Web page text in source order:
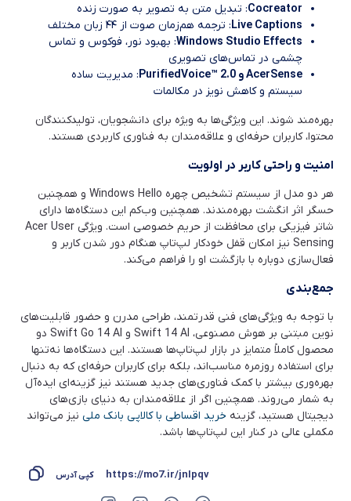
Cocreator: تبدیل متن به تصویر به صورت زنده
Live Captions: ترجمه هم‌زمان صوت از ۴۴ زبان مختلف
Windows Studio Effects: بهبود نور، فوکوس و تماس
چشمی در تماس‌های تصویری
AcerSenseو
: مدیریت ساده
سیستم و کاهش نویز در مکالمات
بهره‌مند شوند. این ویژگی‌ها به ویژه برای دانشجویان، تولیدکنندگان
محتوا، کاربران حرفه‌ای و علاقه‌مندان به فناوری کاربردی هستند.
امنیت و راحتی کاربر در اولویت
هر دو مدل از سیستم تشخیص چهره Windows Hello و همچنین
حسگر اثر انگشت بهره‌مندند. همچنین وب‌کم این دستگاه‌ها دارای
شاتر فیزیکی برای محافظت از حریم خصوصی است. ویژگی Acer User
Sensing نیز امکان قفل خودکار لپ‌تاپ هنگام دور شدن کاربر و
فعال‌سازی دوباره با بازگشت او را فراهم می‌کند.
جمع‌بندی
با توجه به ویژگی‌های فنی قدرتمند، طراحی مدرن و حضور قابلیت‌های
نوین مبتنی بر هوش مصنوعی، Swift 14 AI و Swift Go 14 AI دو
محصول کاملاً متمایز در بازار لپ‌تاپ‌ها هستند. این دستگاه‌ها نه‌تنها
برای استفاده روزمره مناسب‌اند، بلکه برای کاربران حرفه‌ای که به دنبال
بهره‌وری بیشتر با کمک فناوری‌های جدید هستند نیز گزینه‌ای ایده‌آل
به شمار می‌روند. همچنین اگر از علاقه‌مندان به دنیای بازی‌های
دیجیتال هستید، گزینه خرید اقساطی با کالاپی بانک ملی نیز می‌تواند
مکملی عالی در کنار این لپ‌تاپ‌ها باشد.
https://mo7.ir/jnIpqv کپی آدرس